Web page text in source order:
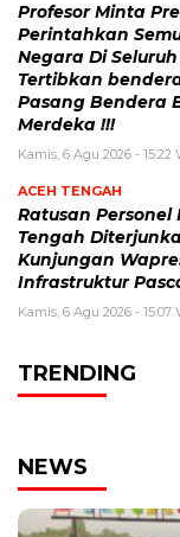
Profesor Minta
Perintahkan
Negara Di
Tertibkan
Pasang Bendera
Merdeka !!!
Kamis, 6 Agu 2026 - 15:22
ACEH TENGAH
Ratusan Personel
Tengah
Kunjungan
Infrastruktur
Kamis, 6 Agu 2026 - 15:07
TRENDING
NEWS